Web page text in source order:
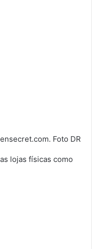
Foto DR
lojas físicas como